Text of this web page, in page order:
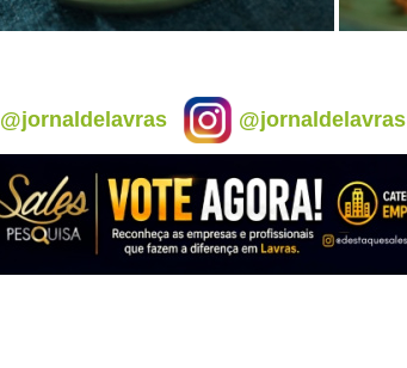
@jornaldelavras @jornaldelavras